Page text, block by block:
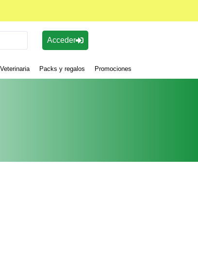
Acceder
Veterinaria Packs y regalos Promociones